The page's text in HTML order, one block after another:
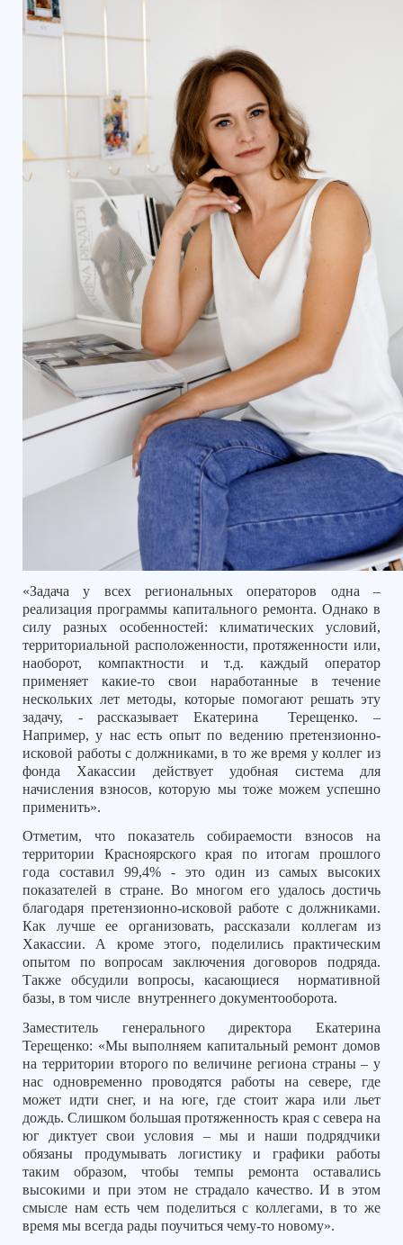
«Задача у всех региональных операторов одна –
реализация программы капитального ремонта. Однако в
силу разных особенностей: климатических условий,
территориальной расположенности, протяженности или,
наоборот, компактности и т.д. каждый оператор
применяет какие-то свои наработанные в течение
нескольких лет методы, которые помогают решать эту
задачу, - рассказывает Екатерина
Терещенко. –
Например, у нас есть опыт по ведению претензионно-
исковой работы с должниками, в то же время у коллег из
фонда Хакассии действует удобная система для
начисления взносов, которую мы тоже можем успешно
применить».
Отметим, что показатель собираемости взносов на
территории Красноярского края по итогам прошлого
года составил 99,4% - это один из самых высоких
показателей в стране. Во многом его удалось достичь
благодаря претензионно-исковой работе с должниками.
Как лучше ее организовать, рассказали коллегам из
Хакассии. А кроме этого, поделились практическим
опытом по вопросам заключения договоров подряда.
Также обсудили вопросы, касающиеся
нормативной
базы, в том числе внутреннего документооборота.
Заместитель генерального директора Екатерина
Терещенко: «Мы выполняем капитальный ремонт домов
на территории второго по величине региона страны – у
нас одновременно проводятся работы на севере, где
может идти снег, и на юге, где стоит жара или льет
дождь. Слишком большая протяженность края с севера на
юг диктует свои условия – мы и наши подрядчики
обязаны продумывать логистику и графики работы
таким образом, чтобы темпы ремонта оставались
высокими и при этом не страдало качество. И в этом
смысле нам есть чем поделиться с коллегами, в то же
время мы всегда рады поучиться чему-то новому».